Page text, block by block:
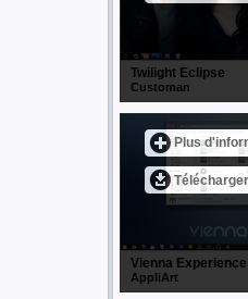
Twilight Eclipse
Customan
Vienna Experience
AppliArt
Plus
Télécharger